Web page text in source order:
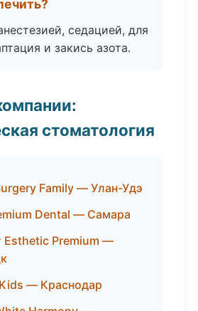
седацией, для
и закись азота.
стоматология
Family — Улан-Удэ
Dental — Самара
Esthetic Premium —
— Краснодар